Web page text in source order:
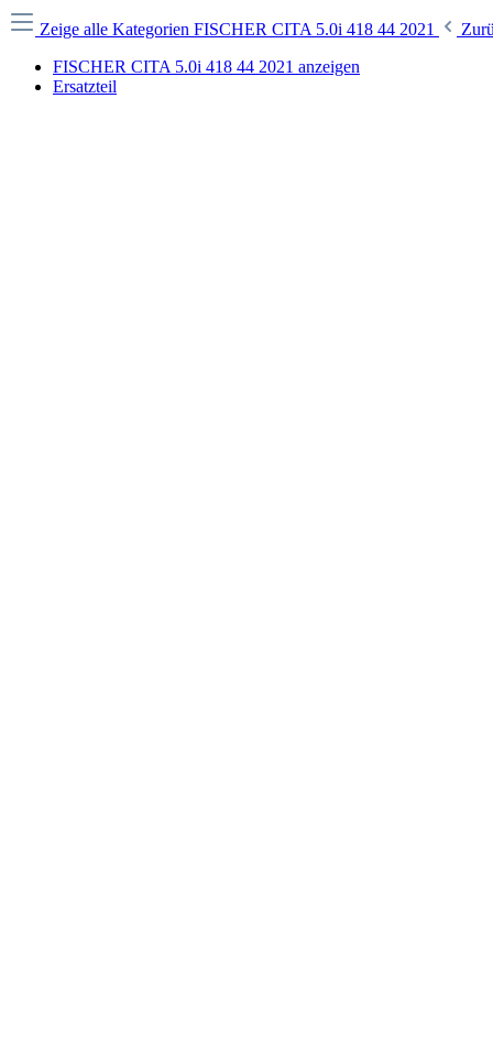
Zeige alle Kategorien FISCHER CITA 5.0i 418 44 2021
FISCHER CITA 5.0i 418 44 2021 anzeigen
Ersatzteil